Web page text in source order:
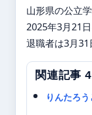
山形県の公立
2025年3月21
退職者は3月
関連記事
りんたろ